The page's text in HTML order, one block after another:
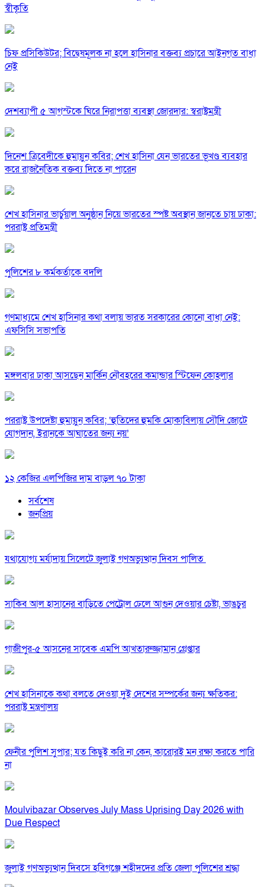
স্বীকৃতি
চিফ প্রসিকিউটর; বিদ্বেষমূলক না হলে হাসিনার বক্তব্য প্রচারে আইনগত বাধা
নেই
দেশব্যাপী ৫ আগস্টকে ঘিরে নিরাপত্তা ব্যবস্থা জোরদার: স্বরাষ্ট্রমন্ত্রী
দিনেশ ত্রিবেদীকে হুমায়ুন কবির; শেখ হাসিনা যেন ভারতের ভূখণ্ড ব্যবহার
করে রাজনৈতিক বক্তব্য দিতে না পারেন
শেখ হাসিনার ভার্চুয়াল অনুষ্ঠান নিয়ে ভারতের স্পষ্ট অবস্থান জানতে চায় ঢাকা:
পররাষ্ট্র প্রতিমন্ত্রী
পুলিশের ৮ কর্মকর্তাকে বদলি
গণমাধ্যমে শেখ হাসিনার কথা বলায় ভারত সরকারের কোনো বাধা নেই:
এফসিসি সভাপতি
মঙ্গলবার ঢাকা আসছেন মার্কিন নৌবহরের কমান্ডার স্টিফেন কোহলার
পররাষ্ট্র উপদেষ্টা হুমায়ুন কবির; ‘হুতিদের হুমকি মোকাবিলায় সৌদি জোটে
যোগদান, ইরানকে আঘাতের জন্য নয়’
১২ কেজির এলপিজির দাম বাড়ল ৭০ টাকা
সর্বশেষ
জনপ্রিয়
যথাযোগ্য মর্যাদায় সিলেটে জুলাই গণঅভ্যুত্থান দিবস পালিত
সাকিব আল হাসানের বাড়িতে পেট্রোল ঢেলে আগুন দেওয়ার চেষ্টা, ভাঙচুর
গাজীপুর-৫ আসনের সাবেক এমপি আখতারুজ্জামান গ্রেপ্তার
শেখ হাসিনাকে কথা বলতে দেওয়া দুই দেশের সম্পর্কের জন্য ক্ষতিকর:
পররাষ্ট্র মন্ত্রণালয়
ফেনীর পুলিশ সুপার; যত কিছুই করি না কেন, কারোরই মন রক্ষা করতে পারি
না
Moulvibazar Observes July Mass Uprising Day 2026 with
Due Respect
জুলাই গণঅভ্যুত্থান দিবসে হবিগঞ্জে শহীদদের প্রতি জেলা পুলিশের শ্রদ্ধা